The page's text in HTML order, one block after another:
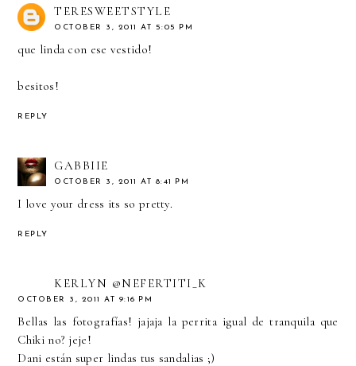
TERESWEETSTYLE
OCTOBER 3, 2011 AT 5:05 PM
que linda con ese vestido!
besitos!
REPLY
GABBIIE
OCTOBER 3, 2011 AT 8:41 PM
I love your dress its so pretty.
REPLY
KERLYN @NEFERTITI_K
OCTOBER 3, 2011 AT 9:16 PM
Bellas las fotografías! jajaja la perrita igual de tranquila que
Chiki no? jeje!
Dani están super lindas tus sandalias ;)